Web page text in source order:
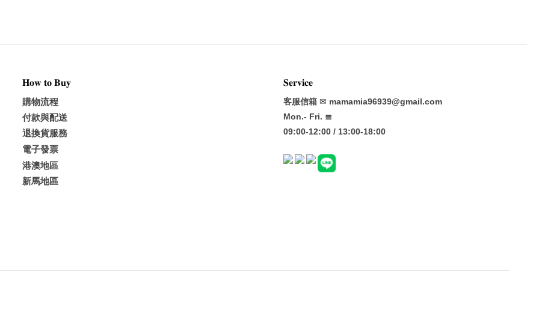
𝐇𝐨𝐰 𝐭𝐨 𝐁𝐮𝐲
購物流程
付款與配送
退換貨服務
電子發票
港澳地區
新馬地區
𝐒𝐞𝐫𝐯𝐢𝐜𝐞
客服信箱 ✉ mamamia96939@gmail.com
Mon.- Fri. ≣
09:00-12:00 / 13:00-18:00